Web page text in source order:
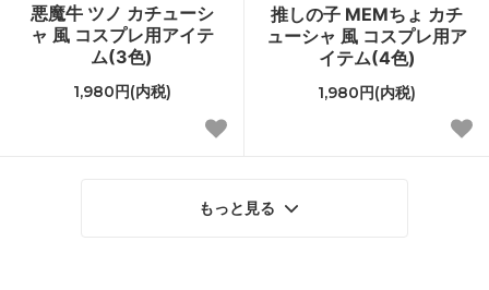
悪魔牛 ツノ カチューシ
ャ 風 コスプレ用アイテ
ム(3色)
1,980円(内税)
推しの子 MEMちょ カチ
ューシャ 風 コスプレ用ア
イテム(4色)
1,980円(内税)
もっと見る